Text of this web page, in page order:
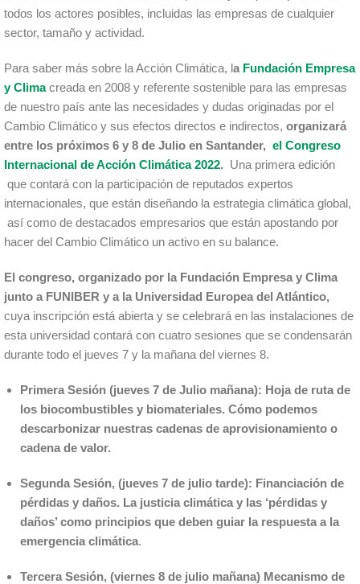
todos los actores posibles, incluidas las empresas de cualquier
sector, tamaño y actividad.
Para saber más sobre la Acción Climática, la Fundación Empresa
y Climacreada en 2008 y referente sostenible para las empresas
de nuestro país ante las necesidades y dudas originadas por el
Cambio Climático y sus efectos directos e indirectos, organizará
entre los próximos 6 y 8 de Julio en Santander, el Congreso
Internacional de Acción Climática 2022. Una primera edición
que contará con la participación de reputados expertos
internacionales, que están diseñando la estrategia climática global,
así como de destacados empresarios que están apostando por
hacer del Cambio Climático un activo en su balance.
El congreso, organizado por la Fundación Empresa y Clima
junto a FUNIBER y a la Universidad Europea del Atlántico,
cuya inscripción está abierta y se celebrará en las instalaciones de
esta universidad contará con cuatro sesiones que se condensarán
durante todo el jueves 7 y la mañana del viernes 8.
Primera Sesión (jueves 7 de Julio mañana): Hoja de ruta de
los biocombustibles y biomateriales. Cómo podemos
descarbonizar nuestras cadenas de aprovisionamiento o
cadena de valor.
Segunda Sesión, (jueves 7 de julio tarde): Financiación de
pérdidas y daños. La justicia climática y las ‘pérdidas y
daños’ como principios que deben guiar la respuesta a la
emergencia climática.
Tercera Sesión, (viernes 8 de julio mañana) Mecanismo de